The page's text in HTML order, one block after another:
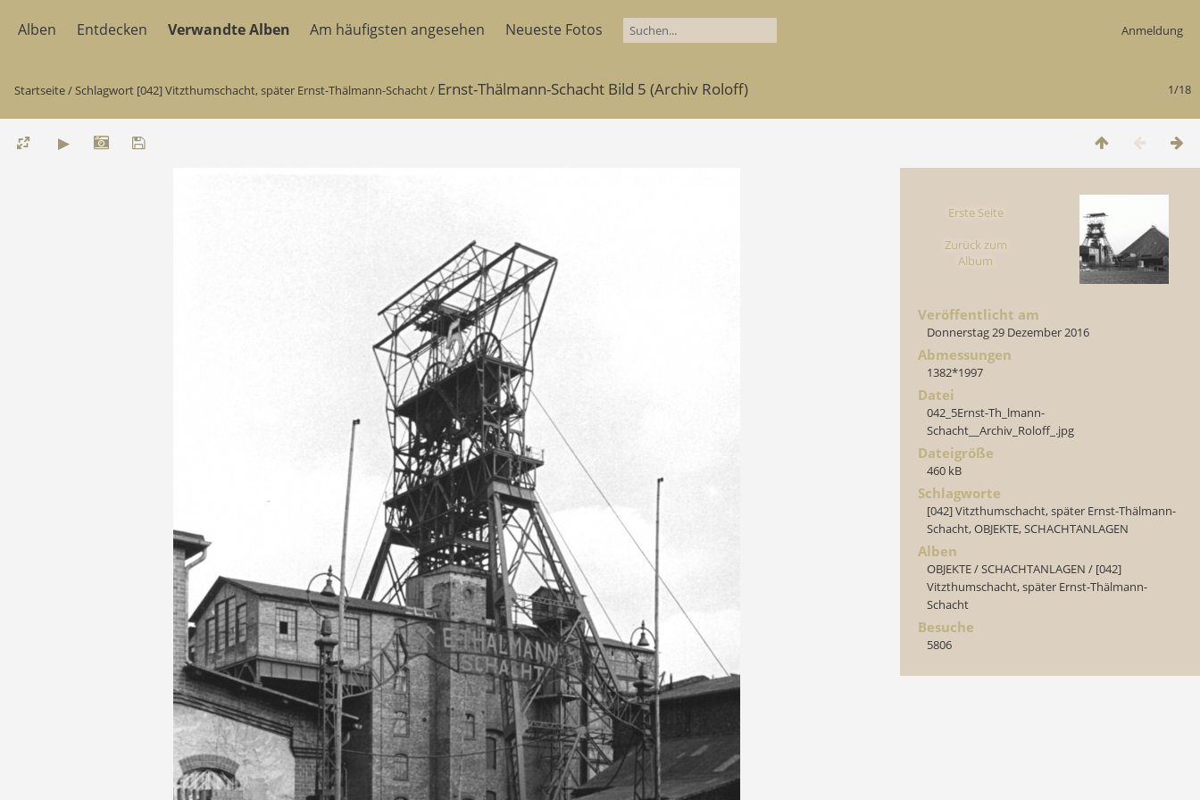
Alben Entdecken Verwandte Alben Am häufigsten angesehen Neueste Fotos Anmeldung
1/18
Startseite/Schlagwort [042] Vitzthumschacht, später Ernst-Thälmann-Schacht/ Ernst-Thälmann-Schacht Bild 5 (Archiv Roloff)
Erste Seite
Zurück zum
Album
Veröffentlicht am
Donnerstag 29 Dezember 2016
Abmessungen
1382*1997
Datei
042_5Ernst-Th_lmann-
Schacht__Archiv_Roloff_.jpg
Dateigröße
460 kB
Schlagworte
[042] Vitzthumschacht, später Ernst-Thälmann-
Schacht,OBJEKTE,SCHACHTANLAGEN
Alben
OBJEKTE/SCHACHTANLAGEN / [042]
Vitzthumschacht, später Ernst-Thälmann-
Schacht
Besuche
5806